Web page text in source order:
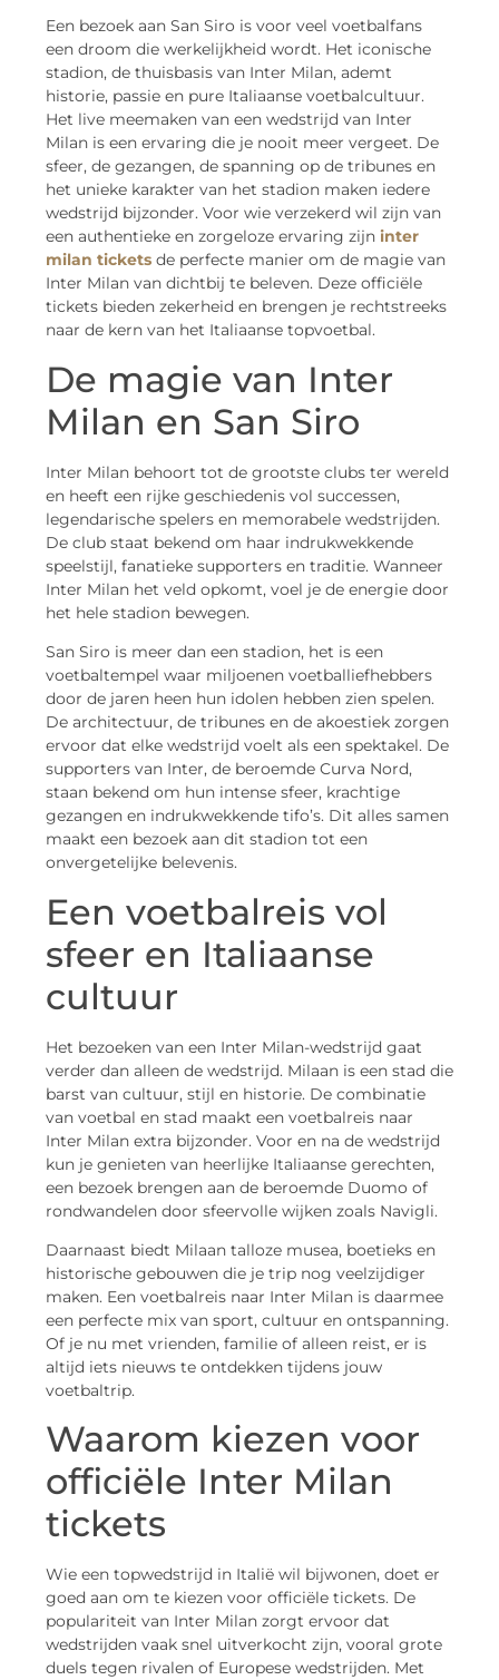
Een bezoek aan San Siro is voor veel voetbalfans
een droom die werkelijkheid wordt. Het iconische
stadion, de thuisbasis van Inter Milan, ademt
historie, passie en pure Italiaanse voetbalcultuur.
Het live meemaken van een wedstrijd van Inter
Milan is een ervaring die je nooit meer vergeet. De
sfeer, de gezangen, de spanning op de tribunes en
het unieke karakter van het stadion maken iedere
wedstrijd bijzonder. Voor wie verzekerd wil zijn van
een authentieke en zorgeloze ervaring zijn inter
milan tickets de perfecte manier om de magie van
Inter Milan van dichtbij te beleven. Deze officiële
tickets bieden zekerheid en brengen je rechtstreeks
naar de kern van het Italiaanse topvoetbal.
De magie van Inter
Milan en San Siro
Inter Milan behoort tot de grootste clubs ter wereld
en heeft een rijke geschiedenis vol successen,
legendarische spelers en memorabele wedstrijden.
De club staat bekend om haar indrukwekkende
speelstijl, fanatieke supporters en traditie. Wanneer
Inter Milan het veld opkomt, voel je de energie door
het hele stadion bewegen.
San Siro is meer dan een stadion, het is een
voetbaltempel waar miljoenen voetballiefhebbers
door de jaren heen hun idolen hebben zien spelen.
De architectuur, de tribunes en de akoestiek zorgen
ervoor dat elke wedstrijd voelt als een spektakel. De
supporters van Inter, de beroemde Curva Nord,
staan bekend om hun intense sfeer, krachtige
gezangen en indrukwekkende tifo’s. Dit alles samen
maakt een bezoek aan dit stadion tot een
onvergetelijke belevenis.
Een voetbalreis vol
sfeer en Italiaanse
cultuur
Het bezoeken van een Inter Milan-wedstrijd gaat
verder dan alleen de wedstrijd. Milaan is een stad die
barst van cultuur, stijl en historie. De combinatie
van voetbal en stad maakt een voetbalreis naar
Inter Milan extra bijzonder. Voor en na de wedstrijd
kun je genieten van heerlijke Italiaanse gerechten,
een bezoek brengen aan de beroemde Duomo of
rondwandelen door sfeervolle wijken zoals Navigli.
Daarnaast biedt Milaan talloze musea, boetieks en
historische gebouwen die je trip nog veelzijdiger
maken. Een voetbalreis naar Inter Milan is daarmee
een perfecte mix van sport, cultuur en ontspanning.
Of je nu met vrienden, familie of alleen reist, er is
altijd iets nieuws te ontdekken tijdens jouw
voetbaltrip.
Waarom kiezen voor
officiële Inter Milan
tickets
Wie een topwedstrijd in Italië wil bijwonen, doet er
goed aan om te kiezen voor officiële tickets. De
populariteit van Inter Milan zorgt ervoor dat
wedstrijden vaak snel uitverkocht zijn, vooral grote
duels tegen rivalen of Europese wedstrijden. Met